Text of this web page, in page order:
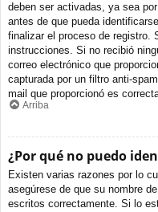
deben ser activadas, ya sea
antes de que pueda
finalizar el proceso de registro.
instrucciones. Si no recibió
correo electrónico que
capturada por un filtro anti-
mail que proporcionó es
Arriba
¿Por qué no puedo
Existen varias razones por lo
asegúrese de que su nombre
escritos correctamente. Si lo